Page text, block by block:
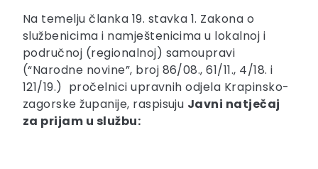
Na temelju članka 19. stavka 1. Zakona o
službenicima i namještenicima u lokalnoj i
područnoj (regionalnoj) samoupravi
(“Narodne novine”, broj 86/08., 61/11., 4/18. i
121/19.) pročelnici upravnih odjela Krapinsko-
zagorske županije, raspisuju Javni natječaj
za prijam u službu: